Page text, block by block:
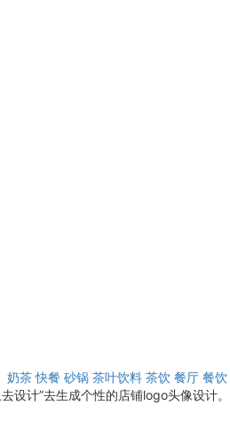
奶茶 快餐 砂锅 茶叶饮料 茶饮 餐厅 餐饮
设计”去生成个性的店铺logo头像设计。